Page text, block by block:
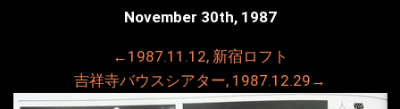
←1987.11.12, 新宿ロフト
November 30th, 1987
吉祥寺バウスシアター, 1987.12.29→